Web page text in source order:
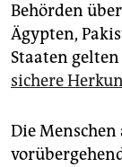
Behörden
Ägypten,
Staaten
sichere
Die